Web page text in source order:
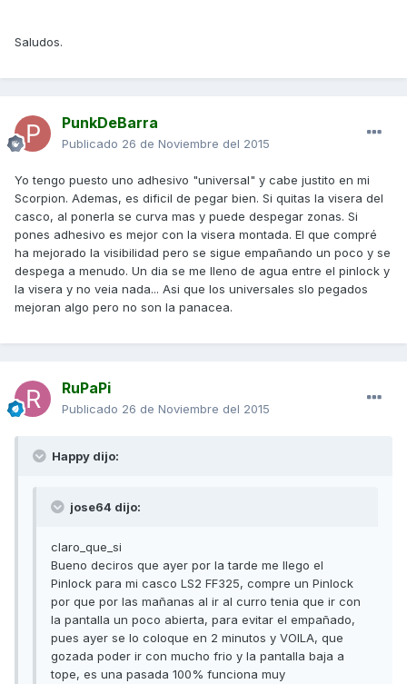
Saludos.
PunkDeBarra
Publicado 26 de Noviembre del 2015
Yo tengo puesto uno adhesivo "universal" y cabe justito en mi
Scorpion. Ademas, es dificil de pegar bien. Si quitas la visera del
casco, al ponerla se curva mas y puede despegar zonas. Si
pones adhesivo es mejor con la visera montada. El que compré
ha mejorado la visibilidad pero se sigue empañando un poco y se
despega a menudo. Un dia se me lleno de agua entre el pinlock y
la visera y no veia nada... Asi que los universales slo pegados
mejoran algo pero no son la panacea.
RuPaPi
Publicado 26 de Noviembre del 2015
Happy dijo:
jose64 dijo:
claro_que_si
Bueno deciros que ayer por la tarde me llego el
Pinlock para mi casco LS2 FF325, compre un Pinlock
por que por las mañanas al ir al curro tenia que ir con
la pantalla un poco abierta, para evitar el empañado,
pues ayer se lo coloque en 2 minutos y VOILA, que
gozada poder ir con mucho frio y la pantalla baja a
tope, es una pasada 100% funciona muy